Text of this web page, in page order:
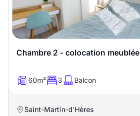
Chambre 2 - colocation meublée
60m² 3 Balcon
Saint-Martin-d'Hères